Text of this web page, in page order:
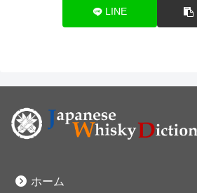
LINE
ホーム